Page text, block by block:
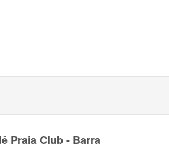
Praia Club - Barra